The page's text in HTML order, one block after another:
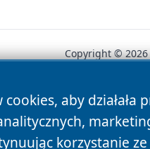
aby
korzystanie
Copyright ©
News Autorzy